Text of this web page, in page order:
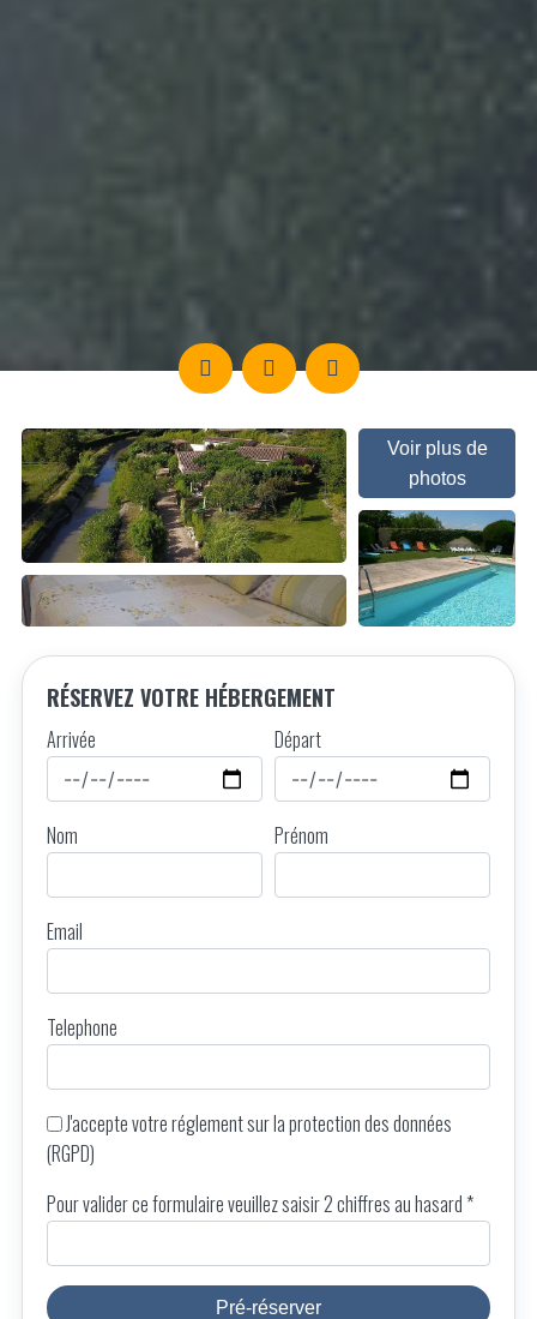
Voir plus de
photos
RÉSERVEZ VOTRE HÉBERGEMENT
Arrivée Départ
Nom Prénom
Email
Telephone
J'accepte votreréglement sur la protection des données
(RGPD)
Pour valider ce formulaire veuillez saisir 2 chiffres au hasard *
Pré-réserver